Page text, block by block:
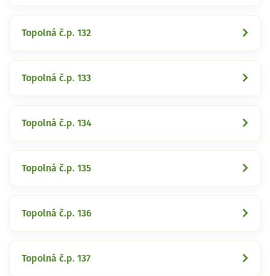
Topolná č.p. 132
Topolná č.p. 133
Topolná č.p. 134
Topolná č.p. 135
Topolná č.p. 136
Topolná č.p. 137